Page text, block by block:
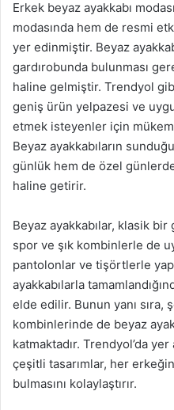
Erkek beyaz ayakkabı
modasında hem de resmi
yer edinmiştir. Beyaz
gardırobunda bulunması
haline gelmiştir. Trendyol
geniş ürün yelpazesi ve
etmek isteyenler için
Beyaz ayakkabıların
günlük hem de özel
haline getirir.
Beyaz ayakkabılar, klasik bir
spor ve şık kombinlerle de
pantolonlar ve tişörtlerle
ayakkabılarla
elde edilir. Bunun yanı sıra,
kombinlerinde de beyaz
katmaktadır. Trendyol’da
çeşitli tasarımlar, her
bulmasını kolaylaştırır.